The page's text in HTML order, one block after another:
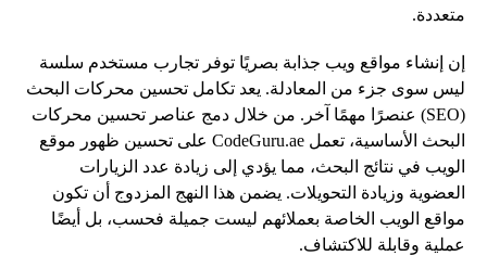
متعددة.
إن إنشاء مواقع ويب جذابة بصريًا توفر تجارب مستخدم سلسة
ليس سوى جزء من المعادلة. يعد تكامل تحسين محركات البحث
(SEO) عنصرًا مهمًا آخر. من خلال دمج عناصر تحسين محركات
البحث الأساسية، تعمل CodeGuru.ae على تحسين ظهور موقع
الويب في نتائج البحث، مما يؤدي إلى زيادة عدد الزيارات
العضوية وزيادة التحويلات. يضمن هذا النهج المزدوج أن تكون
مواقع الويب الخاصة بعملائهم ليست جميلة فحسب، بل أيضًا
عملية وقابلة للاكتشاف.